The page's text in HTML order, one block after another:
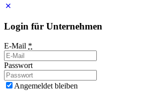
Login für Unternehmen
E-Mail *
Passwort
Angemeldet bleiben